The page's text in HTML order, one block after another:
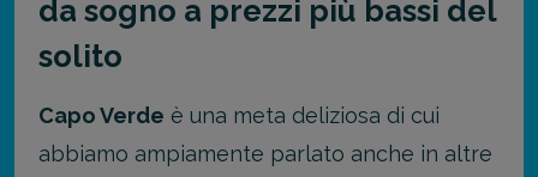
da sogno a prezzi più bassi del
solito
Capo Verde è una meta deliziosa di cui
abbiamo ampiamente parlato anche in altre